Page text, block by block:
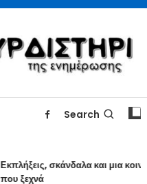
Search
Εκπλήξεις, σκάνδαλα και μια
που ξεχνά